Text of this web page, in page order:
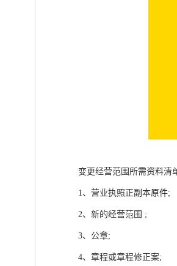
变更经营范围所需资料清
1、营业执照正副本原件;
2、新的经营范围 ;
3、公章;
4、章程或章程修正案;